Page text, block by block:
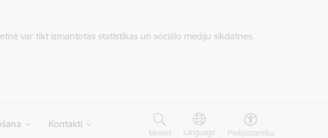
var tikt izmantotas statistikas un sociālo mediju sīkdatnes.
Kontakti
Meklēt Language Piekļūstamība